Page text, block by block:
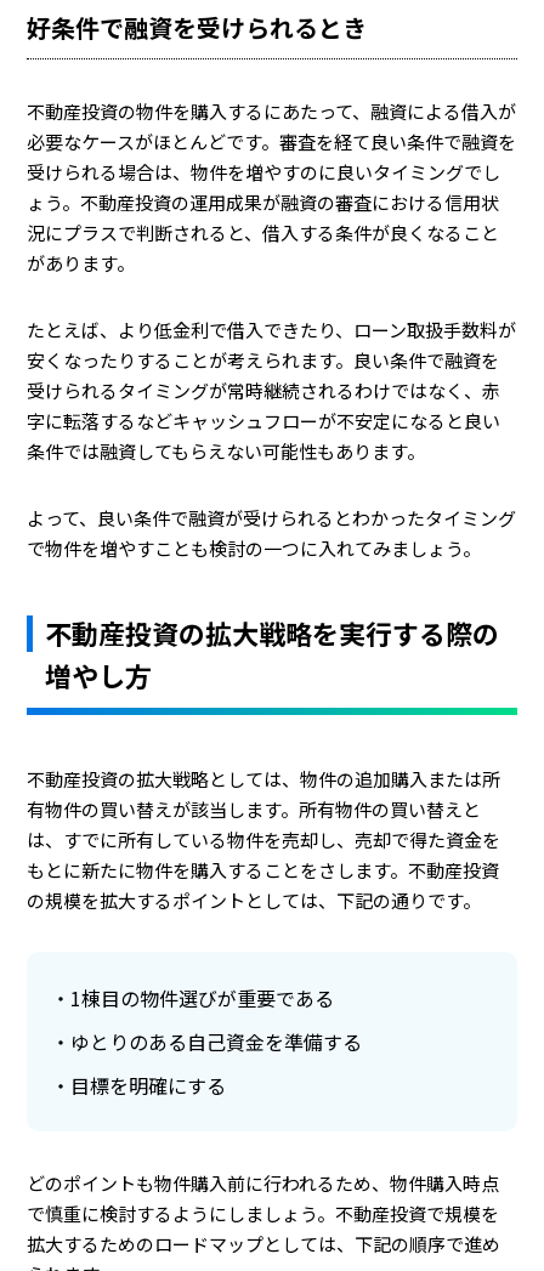
好条件で融資を受けられるとき
不動産投資の物件を購入するにあたって、融資による借入が
必要なケースがほとんどです。審査を経て良い条件で融資を
受けられる場合は、物件を増やすのに良いタイミングでし
ょう。不動産投資の運用成果が融資の審査における信用状
況にプラスで判断されると、借入する条件が良くなること
があります。
たとえば、より低金利で借入できたり、ローン取扱手数料が
安くなったりすることが考えられます。良い条件で融資を
受けられるタイミングが常時継続されるわけではなく、赤
字に転落するなどキャッシュフローが不安定になると良い
条件では融資してもらえない可能性もあります。
よって、良い条件で融資が受けられるとわかったタイミング
で物件を増やすことも検討の一つに入れてみましょう。
不動産投資の拡大戦略を実行する際の
増やし方
不動産投資の拡大戦略としては、物件の追加購入または所
有物件の買い替えが該当します。所有物件の買い替えと
は、すでに所有している物件を売却し、売却で得た資金を
もとに新たに物件を購入することをさします。不動産投資
の規模を拡大するポイントとしては、下記の通りです。
1棟目の物件選びが重要である
ゆとりのある自己資金を準備する
目標を明確にする
どのポイントも物件購入前に行われるため、物件購入時点
で慎重に検討するようにしましょう。不動産投資で規模を
拡大するためのロードマップとしては、下記の順序で進め